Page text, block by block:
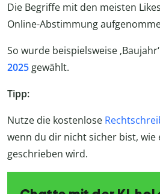
Die Begriffe mit den meisten
Online-Abstimmung
So wurde beispielsweise ‚Baujahr‘
2025 gewählt.
Tipp:
Nutze die kostenlose
wenn du dir nicht sicher bist,
geschrieben wird.